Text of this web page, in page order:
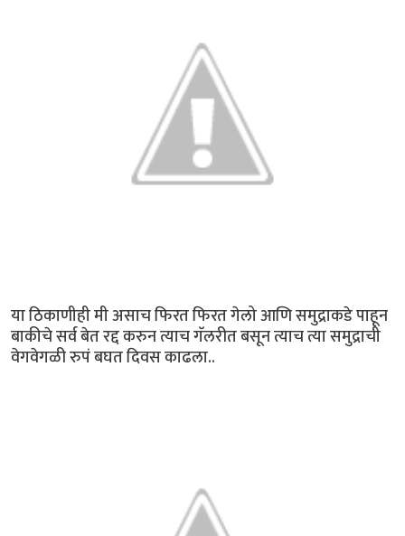
या ठिकाणीही मी असाच फिरत फिरत गेलो आणि समुद्राकडे पाहून
बाकीचे सर्व बेत रद्द करुन त्याच गॅलरीत बसून त्याच त्या समुद्राची
वेगवेगळी रुपं बघत दिवस काढला..